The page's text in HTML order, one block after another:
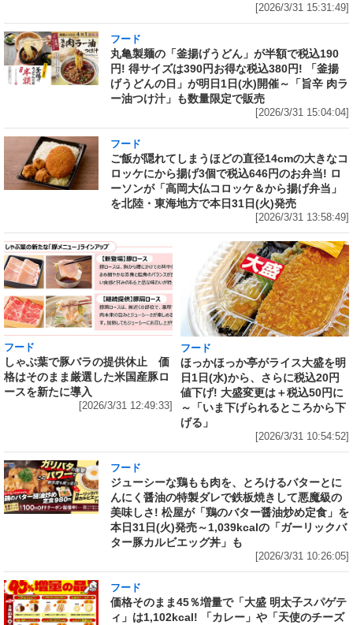
[2026/3/31 15:31:49]
フード
丸亀製麺の「釜揚げうどん」が半額で税込190
円! 得サイズは390円お得な税込380円! 「釜揚
げうどんの日」が明日1日(水)開催～「旨辛 肉ラ
ー油つけ汁」も数量限定で販売
[2026/3/31 15:04:04]
フード
ご飯が隠れてしまうほどの直径14cmの大きなコ
ロッケにから揚げ3個で税込646円のお弁当! ロ
ーソンが「高岡大仏コロッケ＆から揚げ弁当」
を北陸・東海地方で本日31日(火)発売
[2026/3/31 13:58:49]
フード
しゃぶ葉で豚バラの提供休止 価
格はそのまま厳選した米国産豚ロ
ースを新たに導入
[2026/3/31 12:49:33]
フード
ほっかほっか亭がライス大盛を明
日1日(水)から、さらに税込20円
値下げ! 大盛変更は＋税込50円に
～「いま下げられるところから下
げる」
[2026/3/31 10:54:52]
フード
ジューシーな鶏もも肉を、とろけるバターとに
んにく醤油の特製ダレで鉄板焼きして悪魔級の
美味しさ! 松屋が「鶏のバター醤油炒め定食」を
本日31日(火)発売～1,039kcalの「ガーリックバ
ター豚カルビエッグ丼」も
[2026/3/31 10:26:05]
フード
価格そのまま45％増量で「大盛 明太子スパゲテ
ィ」は1,102kcal! 「カレー」や「天使のチーズ